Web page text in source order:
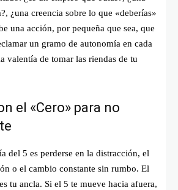
¿una creencia sobre lo que «deberías»
una acción, por pequeña que sea, que
un gramo de autonomía en cada
valentía de tomar las riendas de tu
el «Cero» para no
del 5 es perderse en la distracción, el
o el cambio constante sin rumbo. El
tu ancla. Si el 5 te mueve hacia afuera,